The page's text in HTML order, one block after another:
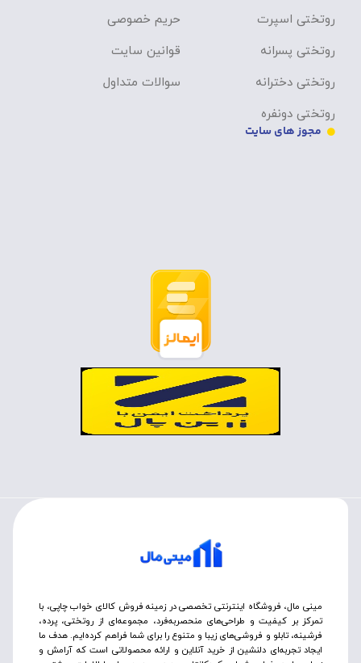
روتختی اسپرت
روتختی پسرانه
روتختی دخترانه
روتختی دونفره
حریم خصوصی
قوانین سایت
سوالات متداول
مجوز های سایت
مینی مال، فروشگاه اینترنتی تخصصی در زمینه فروش کالای خواب چاپی، با
تمرکز بر کیفیت و طراحی‌های منحصربه‌فرد، مجموعه‌ای از روتختی‌، پرده،
فرشینه، تابلو و فروشی‌های زیبا و متنوع را برای شما فراهم کرده‌ایم. هدف ما
ایجاد تجربه‌ای دلنشین از خرید آنلاین و ارائه محصولاتی است که آرامش و